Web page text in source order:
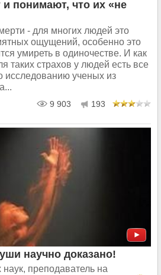
понимают, что их «не
- для многих людей это
ощущений, особенно это
умиреть в одиночестве. И как
таких страхов у людей есть все
исследованию ученых из
9 903 193
научно доказано!
наук, преподаватель на